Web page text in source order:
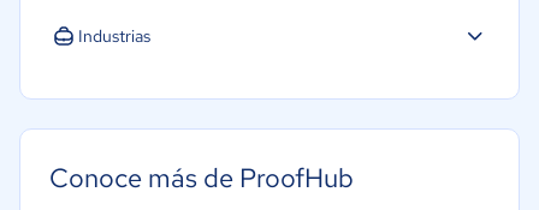
Industrias
Conoce más de ProofHub